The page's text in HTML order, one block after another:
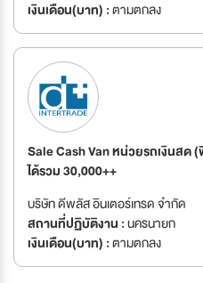
เงินเดือน(บาท) :ตามตกลง
Sale Cash Van หน่วยรถเงินสด
ได้รวม 30,000++
บริษัท ดีพลัส อินเตอร์เทรด จำกัด
สถานที่ปฏิบัติงาน :นครนายก
เงินเดือน(บาท) :ตามตกลง